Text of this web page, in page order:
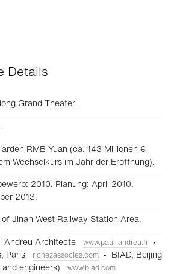
Details
Grand Theater.
RMB Yuan (ca. 143 Millionen €
Wechselkurs im Jahr der Eröffnung).
2010. Planung: April 2010.
2013.
Jinan West Railway Station Area.
Andreu Architecte www.paul-andreu.fr •
Paris
richezassocies.com • BIAD, Beijing
engineers)
www.biad.com